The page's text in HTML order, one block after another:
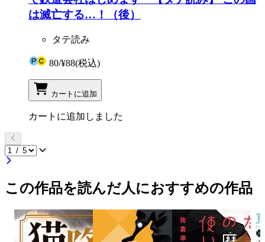
は滅亡する…！（後）
タテ読み
80/¥88(税込)
カートに追加
カートに追加しました
この作品を読んだ人におすすめの作品